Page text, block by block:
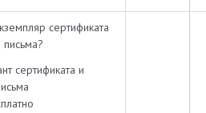
сертификата
сертификата и